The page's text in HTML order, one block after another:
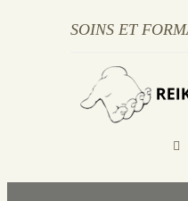
SOINS ET